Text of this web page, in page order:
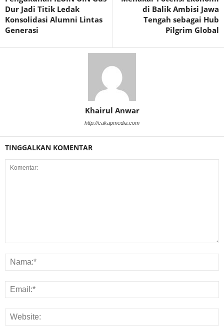
Dur Jadi Titik Ledak
Konsolidasi Alumni Lintas
Generasi
di Balik Ambisi Jawa
Tengah sebagai Hub
Pilgrim Global
Khairul Anwar
http://cakapmedia.com
TINGGALKAN KOMENTAR